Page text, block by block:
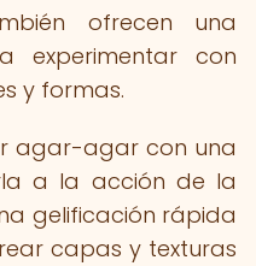
ofrecen una
experimentar con
y formas.
agar-agar con una
a la acción de la
gelificación rápida
capas y texturas